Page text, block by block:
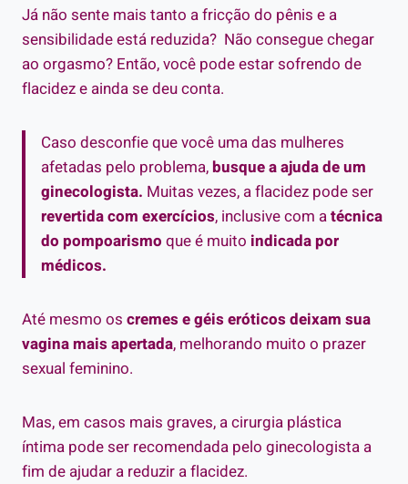
Já não sente mais tanto a fricção do pênis e a
sensibilidade está reduzida? Não consegue chegar
ao orgasmo? Então, você pode estar sofrendo de
flacidez e ainda se deu conta.
Caso desconfie que você uma das mulheres
afetadas pelo problema,busque a ajuda de um
ginecologista. Muitas vezes, a flacidez pode ser
revertida com exercícios, inclusive com atécnica
do pompoarismo que é muito indicada por
médicos.
Até mesmo os cremes e géis eróticos deixam sua
vagina mais apertada, melhorando muito o prazer
sexual feminino.
Mas, em casos mais graves, a cirurgia plástica
íntima pode ser recomendada pelo ginecologista a
fim de ajudar a reduzir a flacidez.